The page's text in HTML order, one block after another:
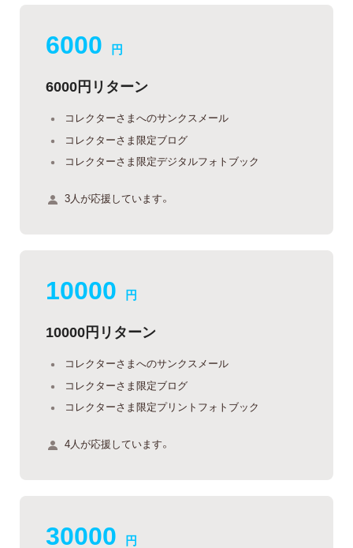
6000 円
6000円リターン
コレクターさまへのサンクスメール
コレクターさま限定ブログ
コレクターさま限定デジタルフォトブック
3人が応援しています。
10000 円
10000円リターン
コレクターさまへのサンクスメール
コレクターさま限定ブログ
コレクターさま限定プリントフォトブック
4人が応援しています。
30000 円